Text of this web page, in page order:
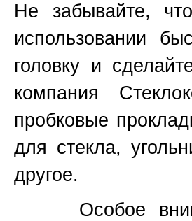
Не забывайте,
использовании
головку и
компания
пробковые
для стекла,
другое.
Особое